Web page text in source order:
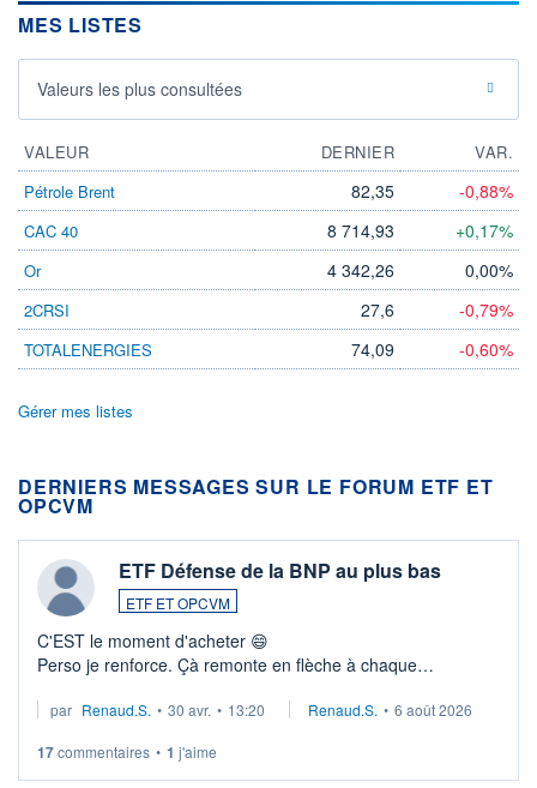
MES LISTES
Valeurs les plus consultées
VALEUR DERNIER
VAR.
Pétrole Brent
82,35 -0,88%
CAC 40 8 714,93 +0,17%
Or 4 342,26 0,00%
2CRSI 27,6 -0,79%
TOTALENERGIES 74,09 -0,60%
Gérer mes listes
DERNIERS MESSAGES SUR LE FORUM ETF ET
OPCVM
ETF Défense de la BNP au plus bas
ETF ET OPCVM
C'EST le moment d'acheter 😄​
Perso je renforce. Çà remonte en flèche à chaque
Investissement long terme tip top pour sa retraite.
par Renaud.S. • 30 avr. • 13:20 Renaud.S. • 6 août 2026
17commentaires • 1 j'aime